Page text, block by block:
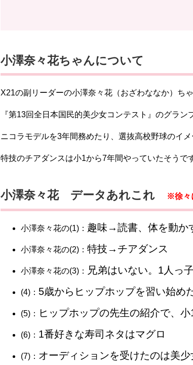
小澤奈々花ちゃんについて
X21の副リーダーの小澤奈々花（おざわななか）ちゃ
『第13回全日本国民的美少女コンテスト』のグラン
ニコラモデルを3年間務めたり、選抜高校野球のイ
特技のチアダンスは小1から7年間やっていたそうで
小澤奈々花 データあれこれ ※徐々
小澤奈々花の(1)： 趣味→読書、体を動か
小澤奈々花の(2)： 特技→チアダンス
小澤奈々花の(3)： 兄弟はいない。1人っ子
(4)： 5歳からヒップホップを習い始め
(5)： ヒップホップの先生の紹介で、
(6)： 1番好きな寿司ネタはマグロ
(7)： オーディションを受けたのは美